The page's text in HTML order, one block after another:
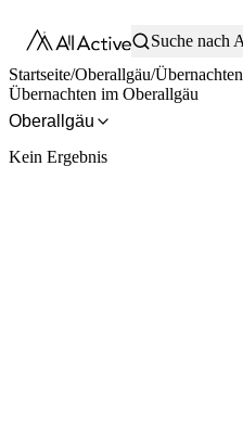
®
Startseite/Oberallgäu/Übernachten
Übernachten im Oberallgäu
Oberallgäu
Kein Ergebnis